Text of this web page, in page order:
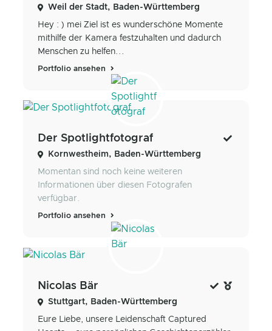
Weil der Stadt, Baden-Württemberg
Hey : ) mei Ziel ist es wunderschöne Momente
mithilfe der Kamera festzuhalten und dadurch
Menschen zu helfen...
Portfolio ansehen
Der Spotlightfotograf
Kornwestheim, Baden-Württemberg
Momentan sind noch keine weiteren
Informationen über diesen Fotografen
verfügbar.
Portfolio ansehen
Nicolas Bär
Stuttgart, Baden-Württemberg
Eure Liebe, unsere Leidenschaft Captured